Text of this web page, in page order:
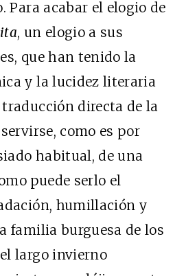
Para acabar el elogio de
, un elogio a sus
que han tenido la
y la lucidez literaria
directa de la
como es por
habitual, de una
puede serlo el
humillación y
familia burguesa de los
largo invierno